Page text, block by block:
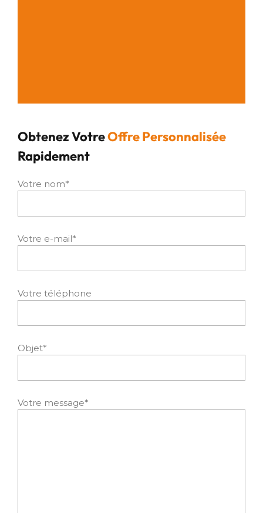
Obtenez VotreOffre Personnalisée
Rapidement
Votre nom*
Votre e-mail*
Votre téléphone
Objet*
Votre message*